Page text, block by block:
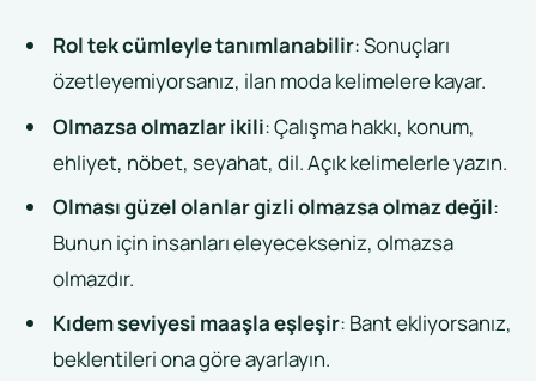
Rol tek cümleyle tanımlanabilir: Sonuçları
özetleyemiyorsanız, ilan moda kelimelere kayar.
Olmazsa olmazlar ikili: Çalışma hakkı, konum,
ehliyet, nöbet, seyahat, dil. Açık kelimelerle yazın.
Olması güzel olanlar gizli olmazsa olmaz değil:
Bunun için insanları eleyecekseniz, olmazsa
olmazdır.
Kıdem seviyesi maaşla eşleşir: Bant ekliyorsanız,
beklentileri ona göre ayarlayın.